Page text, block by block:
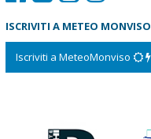
ISCRIVITI A METEO MONVISO
Iscriviti a MeteoMonviso